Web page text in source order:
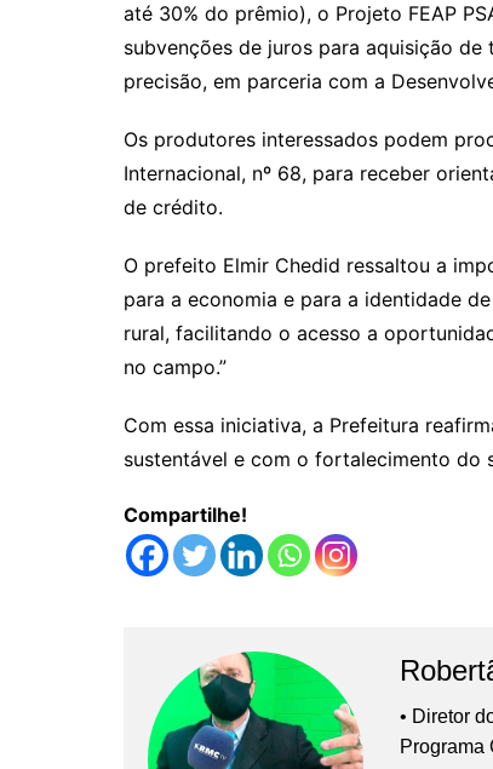
até 30% do prêmio), o Projeto FEAP
subvenções de juros para aquisição
precisão, em parceria com a
Os produtores interessados podem
Internacional, nº 68, para receber
de crédito.
O prefeito Elmir Chedid ressaltou a
para a economia e para a identidade
rural, facilitando o acesso a
no campo.”
Com essa iniciativa, a Prefeitura
sustentável e com o fortalecimento do
Compartilhe!
• Diretor
Programa